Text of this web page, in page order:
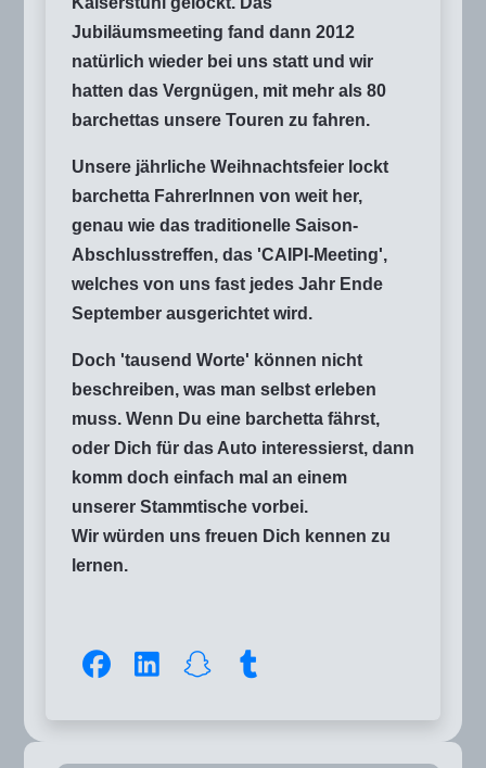
Jubiläumsmeeting fand dann 2012
natürlich wieder bei uns statt und wir
hatten das Vergnügen, mit mehr als 80
barchettas unsere Touren zu fahren.
Unsere jährliche Weihnachtsfeier lockt
barchetta FahrerInnen von weit her,
genau wie das traditionelle Saison-
Abschlusstreffen, das 'CAIPI-Meeting',
welches von uns fast jedes Jahr Ende
September ausgerichtet wird.
Doch 'tausend Worte' können nicht
beschreiben, was man selbst erleben
muss. Wenn Du eine barchetta fährst,
oder Dich für das Auto interessierst, dann
komm doch einfach mal an einem
unserer Stammtische vorbei.
Wir würden uns freuen Dich kennen zu
lernen.